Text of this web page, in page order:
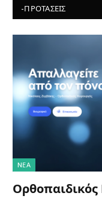
-ΠΡΟΤΆΣΕΙΣ
NΈΑ